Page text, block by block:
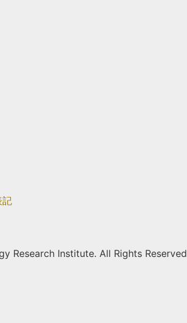
記
Research Institute. All Rights Reserved